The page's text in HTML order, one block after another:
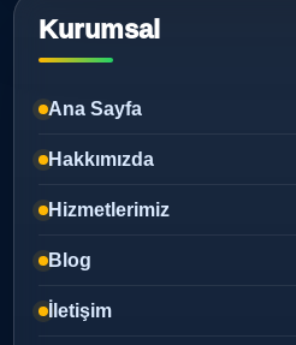
Kurumsal
Ana Sayfa
Hakkımızda
Hizmetlerimiz
Blog
İletişim